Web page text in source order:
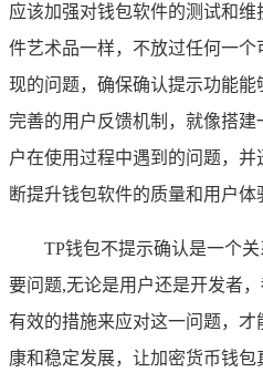
应该加强对钱包软件的测试和
件艺术品一样，不放过任何一
现的问题，确保确认提示功能
完善的用户反馈机制，就像搭
户在使用过程中遇到的问题，
断提升钱包软件的质量和用户体
TP钱包不提示确认是一个
要问题,无论是用户还是开发者
有效的措施来应对这一问题，
康和稳定发展，让加密货币钱